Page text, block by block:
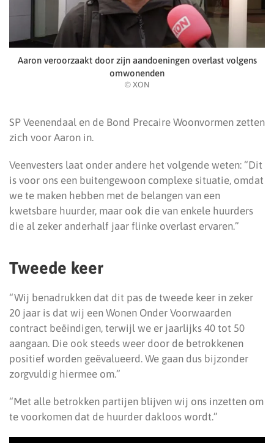
Aaron veroorzaakt door zijn aandoeningen overlast volgens
omwonenden
© XON
SP Veenendaal en de Bond Precaire Woonvormen zetten
zich voor Aaron in.
Veenvesters laat onder andere het volgende weten: “Dit
is voor ons een buitengewoon complexe situatie, omdat
we te maken hebben met de belangen van een
kwetsbare huurder, maar ook die van enkele huurders
die al zeker anderhalf jaar flinke overlast ervaren.”
Tweede keer
“Wij benadrukken dat dit pas de tweede keer in zeker
20 jaar is dat wij een Wonen Onder Voorwaarden
contract beëindigen, terwijl we er jaarlijks 40 tot 50
aangaan. Die ook steeds weer door de betrokkenen
positief worden geëvalueerd. We gaan dus bijzonder
zorgvuldig hiermee om.”
“Met alle betrokken partijen blijven wij ons inzetten om
te voorkomen dat de huurder dakloos wordt.”